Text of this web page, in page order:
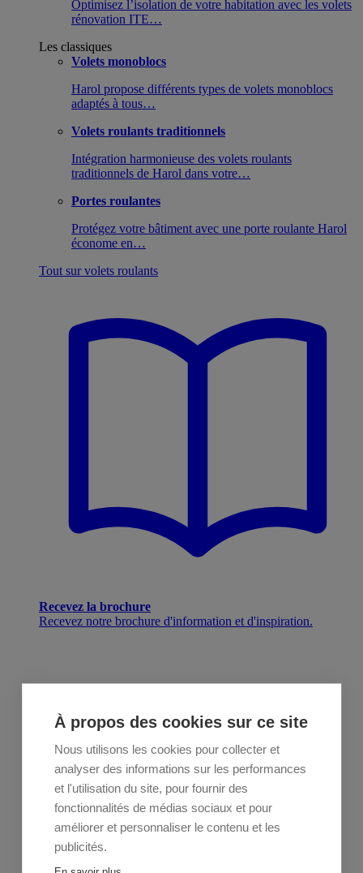
À propos des cookies sur ce site
Nous utilisons les cookies pour collecter et
analyser des informations sur les performances
et l'utilisation du site, pour fournir des
fonctionnalités de médias sociaux et pour
améliorer et personnaliser le contenu et les
publicités.
Optimisez l’isolation de votre habitation avec les volets
rénovation ITE…
Les classiques
Volets monoblocs
Harol propose différents types de volets monoblocs
adaptés à tous…
Volets roulants traditionnels
Intégration harmonieuse des volets roulants
traditionnels de Harol dans votre…
Portes roulantes
Protégez votre bâtiment avec une porte roulante Harol
économe en…
Tout sur volets roulants
Recevez la brochure
Recevez notre brochure d'information et d'inspiration.